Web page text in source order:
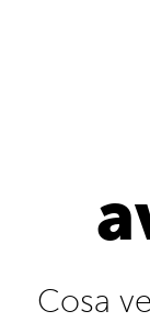
Cosa